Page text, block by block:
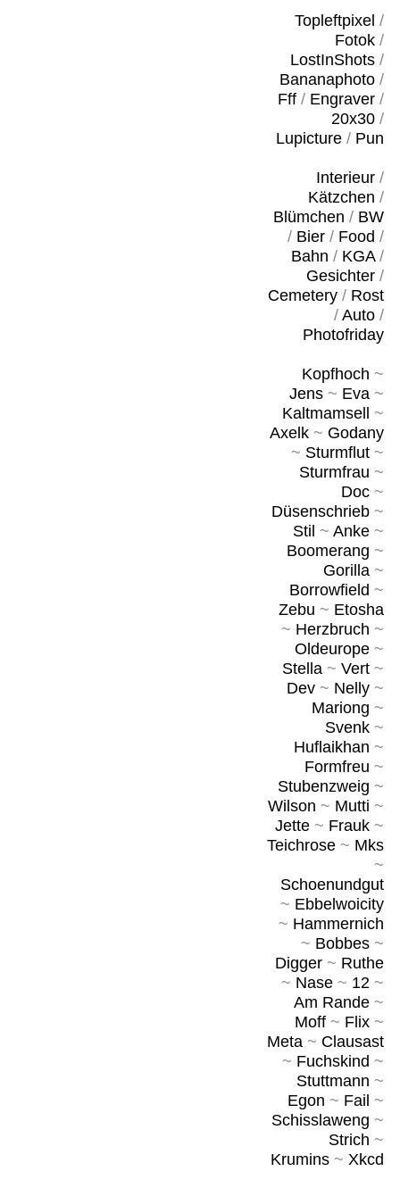
Topleftpixel /
Fotok/
LostInShots/
Bananaphoto/
Fff/ Engraver/
20x30/
Lupicture/ Pun
Interieur/
Kätzchen /
Blümchen / BW
/ Bier/ Food /
Bahn / KGA/
Gesichter/
Cemetery/ Rost
/ Auto/
Photofriday
Kopfhoch ~
Jens~ Eva~
Kaltmamsell
~
Axelk~ Godany
~ Sturmflut~
Sturmfrau ~
Doc~
Düsenschrieb~
Stil ~ Anke~
Boomerang ~
Gorilla~
Borrowfield ~
Zebu ~ Etosha
~ Herzbruch ~
Oldeurope~
Stella~ Vert~
Dev~ Nelly~
Mariong ~
Svenk~
Huflaikhan ~
Formfreu ~
Stubenzweig ~
Wilson ~ Mutti ~
Jette~ Frauk~
Teichrose~ Mks
~
Schoenundgut
~ Ebbelwoicity
~ Hammernich
~ Bobbes~
Digger~ Ruthe
~ Nase~ 12~
Am Rande~
Moff~ Flix~
Meta~ Clausast
~ Fuchskind ~
Stuttmann ~
Egon ~ Fail ~
Schisslaweng ~
Strich ~
Krumins~ Xkcd